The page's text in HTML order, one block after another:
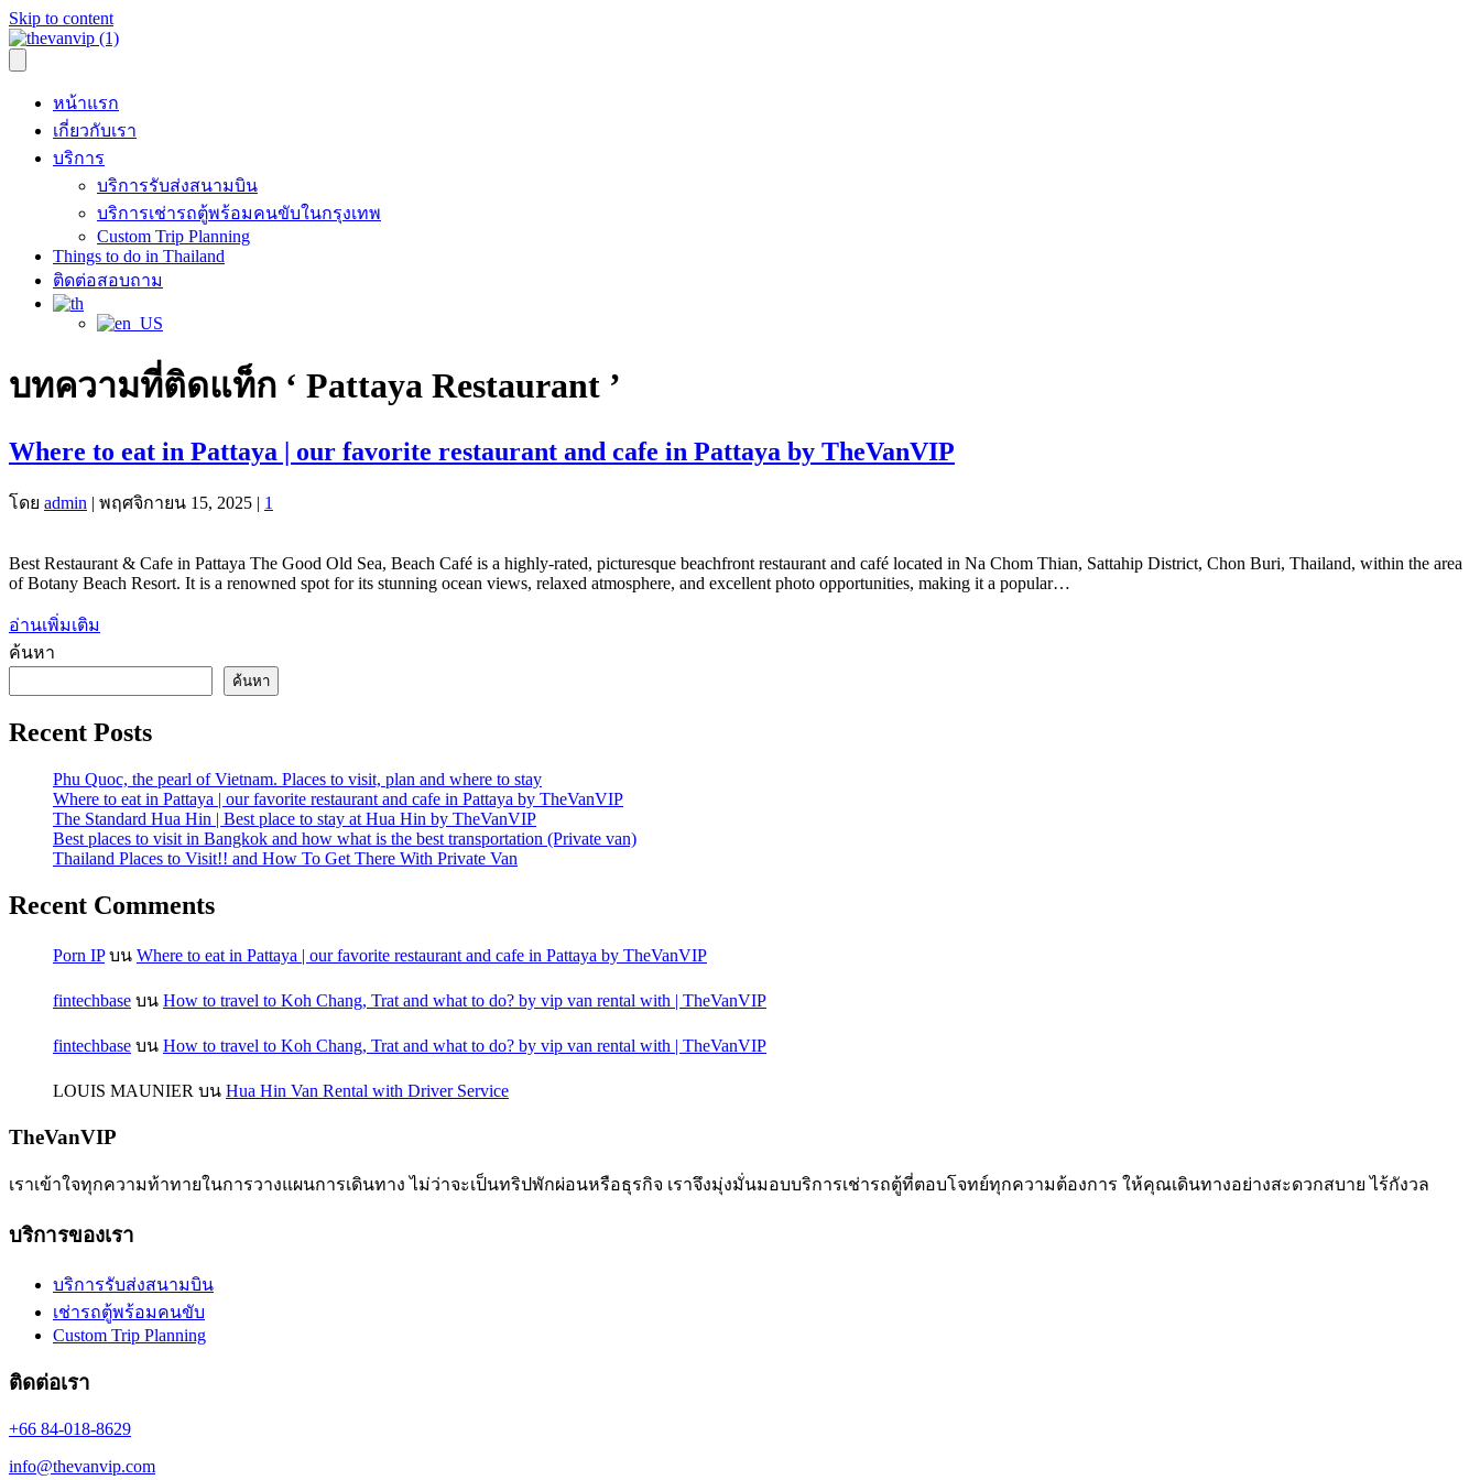
Skip to content
หน้าแรก
เกี่ยวกับเรา
บริการ
บริการรับส่งสนามบิน
บริการเช่ารถตู้พร้อมคนขับในกรุงเทพ
Custom Trip Planning
Things to do in Thailand
ติดต่อสอบถาม
บทความที่ติดแท็ก ‘ Pattaya Restaurant ’
Where to eat in Pattaya | our favorite restaurant and cafe in Pattaya by TheVanVIP
โดย admin | พฤศจิกายน 15, 2025 | 1
Best Restaurant & Cafe in Pattaya The Good Old Sea, Beach Café is a highly-rated, picturesque beachfront restaurant and café located in Na Chom Thian, Sattahip District, Chon Buri, Thailand, within the area
of Botany Beach Resort. It is a renowned spot for its stunning ocean views, relaxed atmosphere, and excellent photo opportunities, making it a popular…
อ่านเพิ่มเติม
ค้นหา
ค้นหา
Recent Posts
Phu Quoc, the pearl of Vietnam. Places to visit, plan and where to stay
Where to eat in Pattaya | our favorite restaurant and cafe in Pattaya by TheVanVIP
The Standard Hua Hin | Best place to stay at Hua Hin by TheVanVIP
Best places to visit in Bangkok and how what is the best transportation (Private van)
Thailand Places to Visit!! and How To Get There With Private Van
Recent Comments
Porn IPบน Where to eat in Pattaya | our favorite restaurant and cafe in Pattaya by TheVanVIP
fintechbase บน How to travel to Koh Chang, Trat and what to do? by vip van rental with | TheVanVIP
fintechbase บน How to travel to Koh Chang, Trat and what to do? by vip van rental with | TheVanVIP
LOUIS MAUNIER บน Hua Hin Van Rental with Driver Service
TheVanVIP
เราเข้าใจทุกความท้าทายในการวางแผนการเดินทาง ไม่ว่าจะเป็นทริปพักผ่อนหรือธุรกิจ เราจึงมุ่งมั่นมอบบริการเช่ารถตู้ที่ตอบโจทย์ทุกความต้องการ ให้คุณเดินทางอย่างสะดวกสบาย ไร้กังวล
บริการของเรา
บริการรับส่งสนามบิน
เช่ารถตู้พร้อมคนขับ
Custom Trip Planning
ติดต่อเรา
+66 84-018-8629
info@thevanvip.com